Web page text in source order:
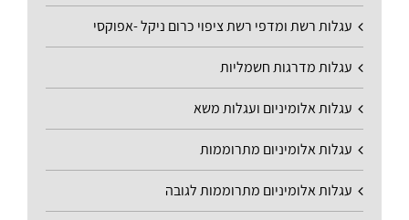
עגלות רשת ומדפי רשת ציפוי כרום ניקל -אפוקסי
עגלות מדרגות חשמליות
עגלות אלומיניום ועגלות משא
עגלות אלומיניום מתרוממות
עגלות אלומיניום מתרוממות לגובה